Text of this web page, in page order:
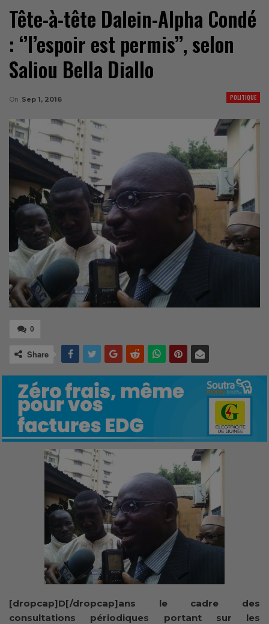
Tête-à-tête Dalein-Alpha Condé
: ‘’l’espoir est permis’’, selon
Saliou Bella Diallo
POLITIQUE
On Sep 1, 2016
0
Share
[dropcap]D[/dropcap]ans le cadre des
consultations périodiques portant sur les